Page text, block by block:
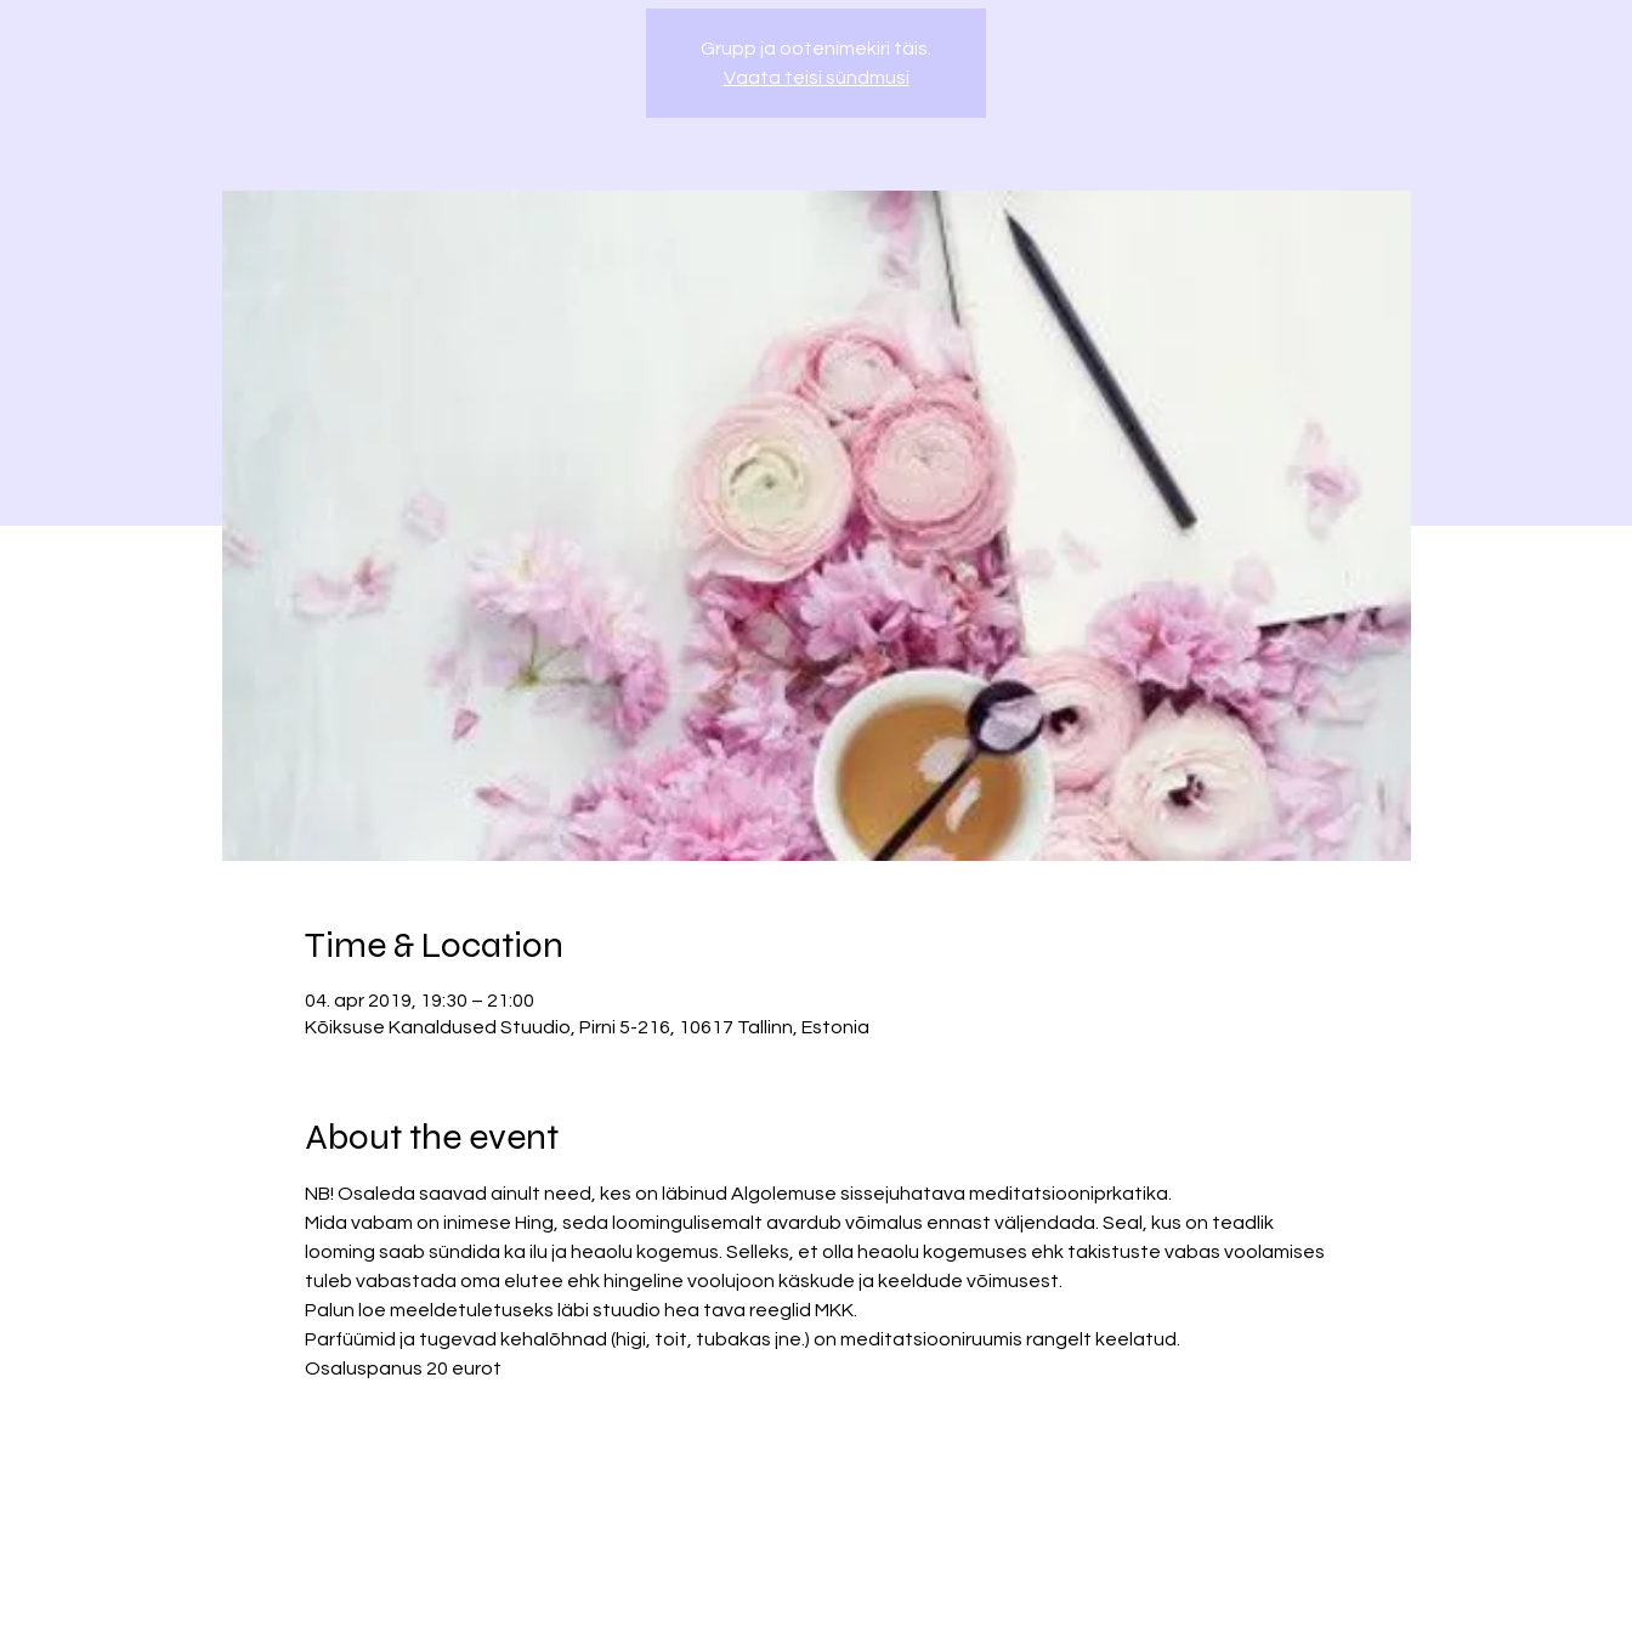
Grupp ja ootenimekiri täis.
Vaata teisi sündmusi
Time & Location
04. apr 2019, 19:30 – 21:00
Kõiksuse Kanaldused Stuudio, Pirni 5-216, 10617 Tallinn, Estonia
About the event
NB! Osaleda saavad ainult need, kes on läbinud Algolemuse sissejuhatava meditatsiooniprkatika.
Mida vabam on inimese Hing, seda loomingulisemalt avardub võimalus ennast väljendada. Seal, kus on teadlik
looming saab sündida ka ilu ja heaolu kogemus. Selleks, et olla heaolu kogemuses ehk takistuste vabas voolamises
tuleb vabastada oma elutee ehk hingeline voolujoon käskude ja keeldude võimusest.
Palun loe meeldetuletuseks läbi stuudio hea tava reeglid MKK.
Parfüümid ja tugevad kehalõhnad (higi, toit, tubakas jne.) on meditatsiooniruumis rangelt keelatud.
Osaluspanus 20 eurot